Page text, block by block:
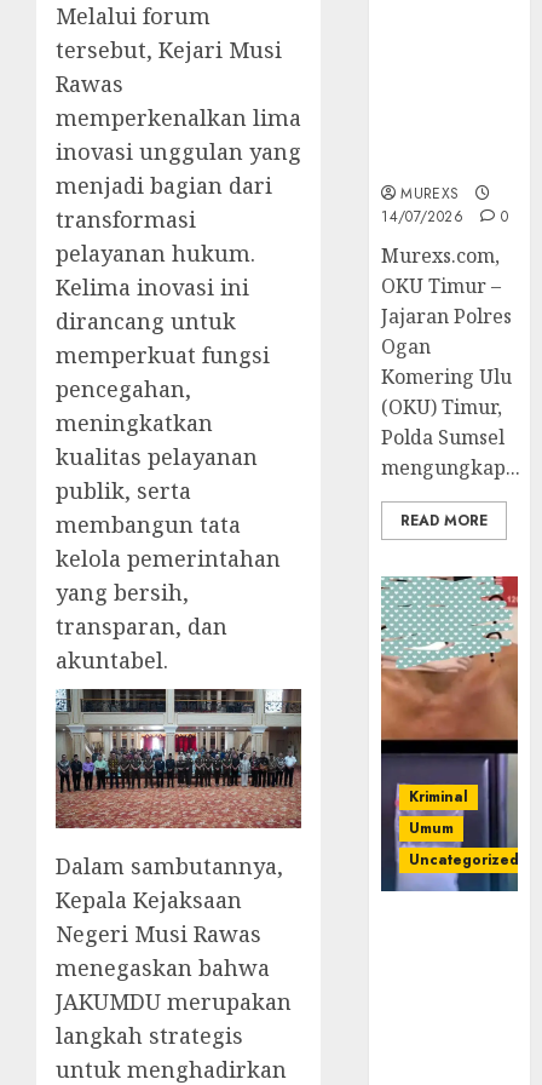
Melalui forum
tersebut, Kejari Musi
Rawas
memperkenalkan lima
inovasi unggulan yang
menjadi bagian dari
transformasi
pelayanan hukum.
Kelima inovasi ini
dirancang untuk
memperkuat fungsi
pencegahan,
meningkatkan
kualitas pelayanan
publik, serta
membangun tata
kelola pemerintahan
yang bersih,
transparan, dan
akuntabel.
Dalam sambutannya,
Kepala Kejaksaan
Negeri Musi Rawas
menegaskan bahwa
JAKUMDU merupakan
langkah strategis
untuk menghadirkan
MUREXS
14/07/2026
0
Murexs.com,
OKU Timur –
Jajaran Polres
Ogan
Komering Ulu
(OKU) Timur,
Polda Sumsel
mengungkap...
READ MORE
Kriminal
Umum
Uncategorized